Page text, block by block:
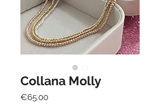
Collana Molly
€65.00Price